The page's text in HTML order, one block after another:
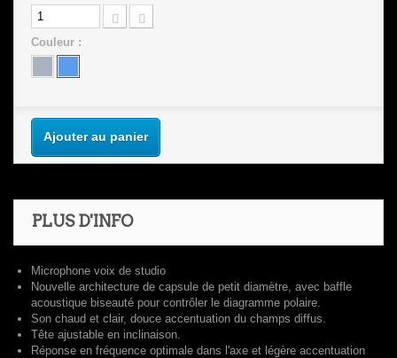
Couleur :
Ajouter au panier
PLUS D'INFO
Microphone voix de studio
Nouvelle architecture de capsule de petit diamètre, avec baffle
acoustique biseauté pour contrôler le diagramme polaire.
Son chaud et clair, douce accentuation du champs diffus.
Tête ajustable en inclinaison.
Réponse en fréquence optimale dans l'axe et légère accentuation